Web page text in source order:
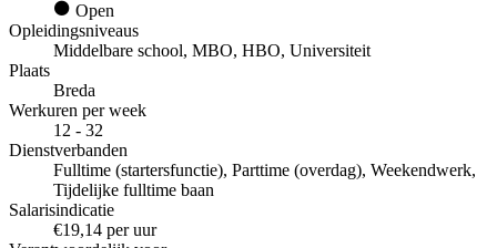
Open
Opleidingsniveaus
Middelbare school, MBO, HBO, Universiteit
Plaats
Breda
Werkuren per week
12 - 32
Dienstverbanden
Fulltime (startersfunctie), Parttime (overdag), Weekendwerk,
Tijdelijke fulltime baan
Salarisindicatie
€19,14 per uur